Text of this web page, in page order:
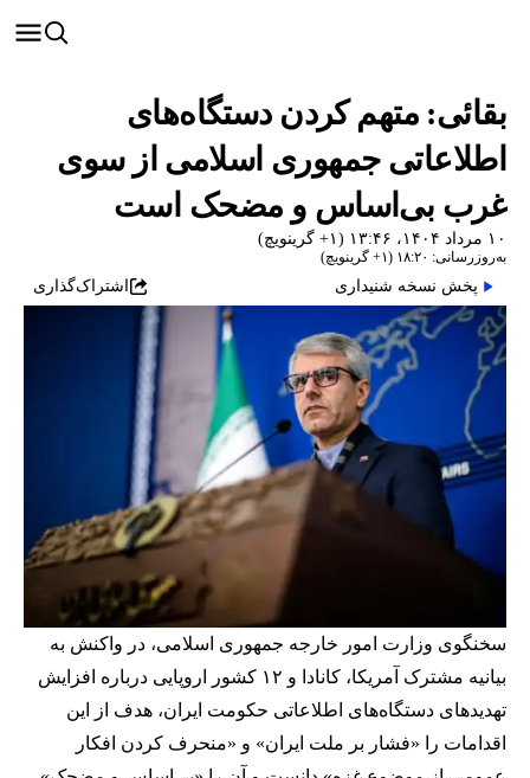
بقائی: متهم کردن دستگاه‌های
اطلاعاتی جمهوری اسلامی از سوی
غرب بی‌اساس و مضحک است
۱۰ مرداد ۱۴۰۴، ۱۳:۴۶ (‎+۱ گرینویچ)
به‌روزرسانی: ۱۸:۲۰ (‎+۱ گرینویچ)
پخش نسخه شنیداری اشتراک‌گذاری
سخنگوی وزارت امور خارجه جمهوری اسلامی، در واکنش به
بیانیه مشترک آمریکا، کانادا و ۱۲ کشور اروپایی درباره افزایش
تهدیدهای دستگاه‌های اطلاعاتی حکومت ایران، هدف از این
اقدامات را «فشار بر ملت ایران» و «منحرف کردن افکار